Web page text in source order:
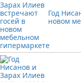
Год
новом